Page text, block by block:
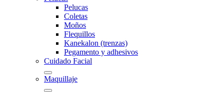
Pelucas
Coletas
Moños
Flequillos
Kanekalon (trenzas)
Pegamento y adhesivos
Cuidado Facial
Maquillaje